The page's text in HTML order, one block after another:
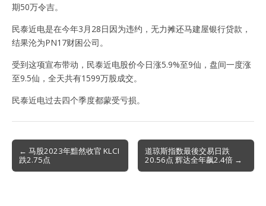
期50万令吉。
民泰近电是在今年3月28日因为违约，无力摊还马建屋银行贷款，
结果沦为PN17财困公司。
受到这项宣布带动，民泰近电股价今日涨5.9%至9仙，盘间一度涨
至9.5仙，全天共有1599万股成交。
民泰近电过去四个季度都蒙受亏损。
Post
navigation
← 马股2023年黯然收官 KLCI
跌2.75点
道琼斯指数最後交易日跌
20.56点 辉达全年飙2.4倍 →